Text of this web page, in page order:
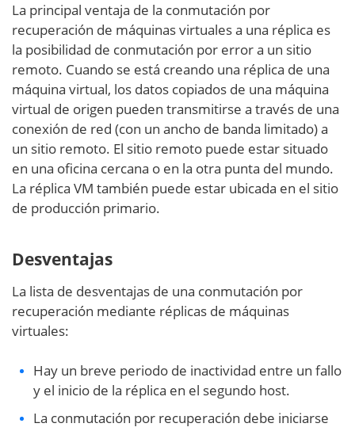
La principal ventaja de la conmutación por
recuperación de máquinas virtuales a una réplica es
la posibilidad de conmutación por error a un sitio
remoto. Cuando se está creando una réplica de una
máquina virtual, los datos copiados de una máquina
virtual de origen pueden transmitirse a través de una
conexión de red (con un ancho de banda limitado) a
un sitio remoto. El sitio remoto puede estar situado
en una oficina cercana o en la otra punta del mundo.
La réplica VM también puede estar ubicada en el sitio
de producción primario.
Desventajas
La lista de desventajas de una conmutación por
recuperación mediante réplicas de máquinas
virtuales:
Hay un breve periodo de inactividad entre un fallo
y el inicio de la réplica en el segundo host.
La conmutación por recuperación debe iniciarse